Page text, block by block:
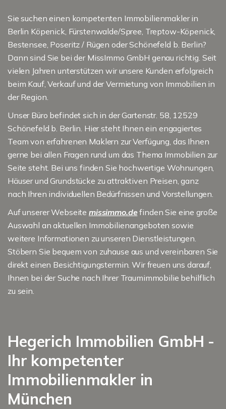
Sie suchen einen kompetenten Immobilienmakler in
Berlin Köpenick, Fürstenwalde/Spree, Treptow-Köpenick,
Bestensee, Poseritz / Rügen oder Schönefeld b. Berlin?
Dann sind Sie bei der MissImmo GmbH genau richtig. Seit
vielen Jahren unterstützen wir unsere Kunden erfolgreich
beim Kauf, Verkauf und der Vermietung von Immobilien in
der Region.
Unser Büro befindet sich in der Gartenstr. 58, 12529
Schönefeld b. Berlin. Hier steht Ihnen ein engagiertes
Team von erfahrenen Maklern zur Verfügung, das Ihnen
gerne bei allen Fragen rund um das Thema Immobilien zur
Seite steht. Bei uns finden Sie hochwertige Wohnungen,
Häuser und Grundstücke zu attraktiven Preisen, ganz
nach Ihren individuellen Bedürfnissen und Vorstellungen.
Auf unserer Webseite missimmo.definden Sie eine große
Auswahl an aktuellen Immobilienangeboten sowie
weitere Informationen zu unseren Dienstleistungen.
Stöbern Sie bequem von zuhause aus und vereinbaren Sie
direkt einen Besichtigungstermin. Wir freuen uns darauf,
Ihnen bei der Suche nach Ihrer Traumimmobilie behilflich
zu sein.
Hegerich Immobilien GmbH -
Ihr kompetenter
Immobilienmakler in
München